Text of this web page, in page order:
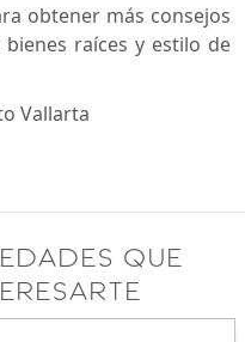
obtener más consejos
bienes raíces y estilo de
Vallarta
que